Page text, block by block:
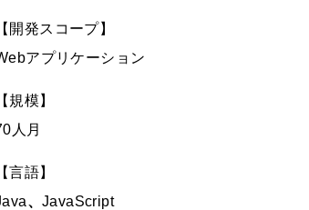
【開発スコープ】
アプリケーション
【規模】
人月
【言語】
、JavaScript